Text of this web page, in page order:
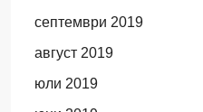
септември 2019
август 2019
юли 2019